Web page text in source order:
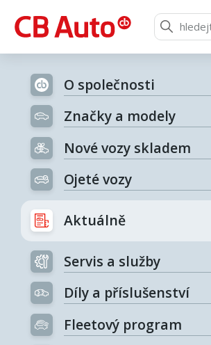
O společnosti
Značky a modely
Nové vozy skladem
Ojeté vozy
Aktuálně
Servis a služby
Díly a příslušenství
Fleetový program